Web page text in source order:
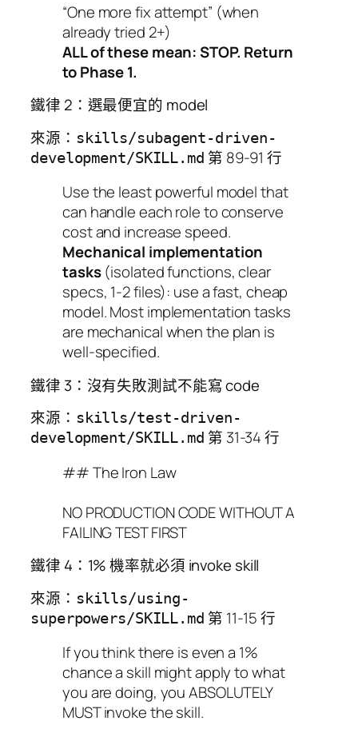
“One more fix attempt” (when
already tried 2+)
ALL of these mean: STOP. Return
to Phase 1.
鐵律 2：選最便宜的 model
來源： skills/subagent-driven-
development/SKILL.md 第 89-91 行
Use the least powerful model that
can handle each role to conserve
cost and increase speed.
Mechanical implementation
tasks(isolated functions, clear
specs, 1-2 files): use a fast, cheap
model. Most implementation tasks
are mechanical when the plan is
well-specified.
鐵律 3：沒有失敗測試不能寫 code
來源： skills/test-driven-
development/SKILL.md 第 31-34 行
## The Iron Law
NO PRODUCTION CODE WITHOUT A
FAILING TEST FIRST
鐵律 4：1% 機率就必須 invoke skill
來源： skills/using-
superpowers/SKILL.md 第 11-15 行
If you think there is even a 1%
chance a skill might apply to what
you are doing, you ABSOLUTELY
MUST invoke the skill.